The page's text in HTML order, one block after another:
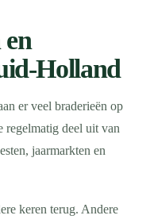
Holland
er veel braderieën op
regelmatig deel uit van
jaarmarkten en
keren terug. Andere